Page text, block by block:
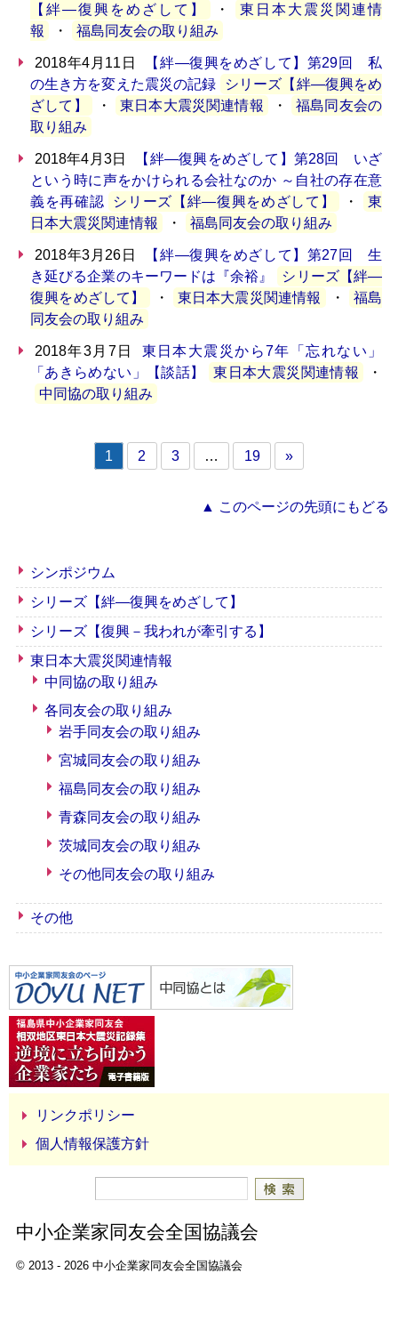
【絆―復興をめざして】
・
東日本大震災関連情
報
・ 福島同友会の取り組み
2018年4月11日
【絆―復興をめざして】第29回 私
の生き方を変えた震災の記録
シリーズ【絆―復興をめ
ざして】
・ 東日本大震災関連情報 ・
福島同友会の
取り組み
2018年4月3日
【絆―復興をめざして】第28回 いざ
という時に声をかけられる会社なのか ～自社の存在意
義を再確認
シリーズ【絆―復興をめざして】 ・
東
日本大震災関連情報
・ 福島同友会の取り組み
2018年3月26日
【絆―復興をめざして】第27回 生
き延びる企業のキーワードは『余裕』
シリーズ【絆―
復興をめざして】
・ 東日本大震災関連情報 ・
福島
同友会の取り組み
2018年3月7日
東日本大震災から7年「忘れない」
「あきらめない」【談話】
東日本大震災関連情報
・
中同協の取り組み
1 2 3 … 19 »
▲ このページの先頭にもどる
シンポジウム
シリーズ【絆―復興をめざして】
シリーズ【復興－我われが牽引する】
東日本大震災関連情報
中同協の取り組み
各同友会の取り組み
岩手同友会の取り組み
宮城同友会の取り組み
福島同友会の取り組み
青森同友会の取り組み
茨城同友会の取り組み
その他同友会の取り組み
その他
リンクポリシー
個人情報保護方針
中小企業家同友会全国協議会
© 2013 - 2026 中小企業家同友会全国協議会